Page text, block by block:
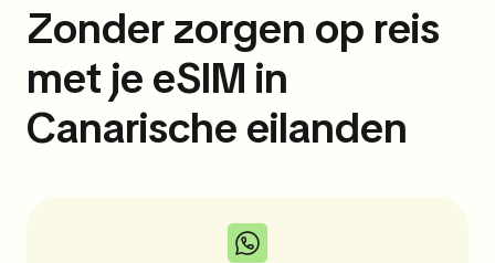
Zonder zorgen op reis
met je eSIM in
Canarische eilanden